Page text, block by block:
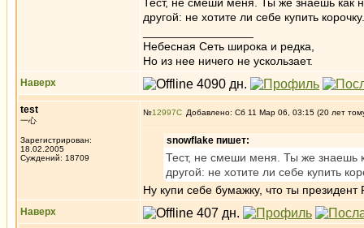
другой: не хотите ли себе купить
Небесная Сеть широка и редка,
Но из нее ничего не ускользает.
Наверх
test
一心
Зарегистрирован:
18.02.2005
Суждений: 18709
№12997 Добавлено: Сб 11 Мар 06, 03:15 (20 лет
snowflake пишет:
Тест, не смеши меня. Ты же знаешь
другой: не хотите ли себе купить
Ну купи себе бумажку, что ты
Наверх